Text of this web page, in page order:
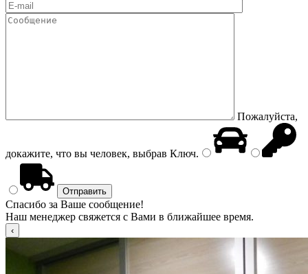
Пожалуйста,
докажите, что вы человек, выбрав Ключ.
Спасибо за Ваше сообщение!
Наш менеджер свяжется с Вами в ближайшее время.